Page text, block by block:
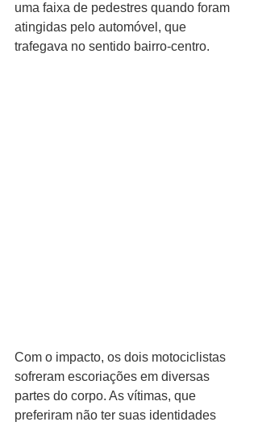
uma faixa de pedestres quando foram
atingidas pelo automóvel, que
trafegava no sentido bairro-centro.
Com o impacto, os dois motociclistas
sofreram escoriações em diversas
partes do corpo. As vítimas, que
preferiram não ter suas identidades